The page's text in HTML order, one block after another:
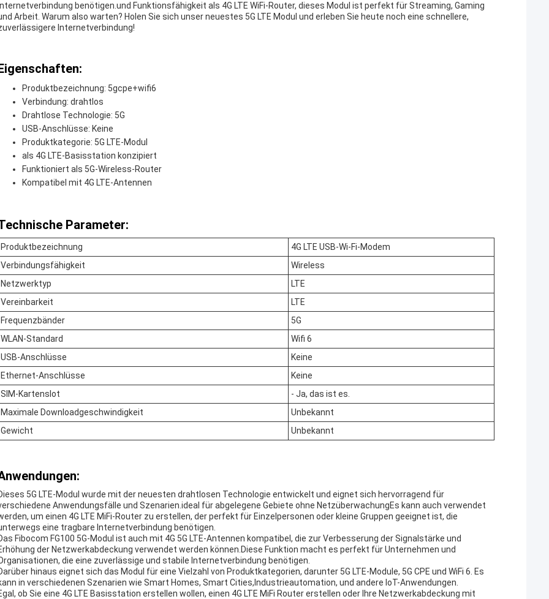
Internetverbindung benötigen.und Funktionsfähigkeit als 4G LTE WiFi-Router, dieses Modul ist perfekt für Streaming, Gaming
Arbeit. Warum also warten? Holen Sie sich unser neuestes 5G LTE Modul und erleben Sie heute noch eine schnellere,
Internetverbindung!
Produktbezeichnung: 5gcpe+wifi6
Verbindung: drahtlos
Drahtlose Technologie: 5G
USB-Anschlüsse: Keine
Produktkategorie: 5G LTE-Modul
als 4G LTE-Basisstation konzipiert
Funktioniert als 5G-Wireless-Router
Kompatibel mit 4G LTE-Antennen
Parameter:
Produktbezeichnung
4G LTE USB-Wi-Fi-Modem
Verbindungsfähigkeit
Wireless
Netzwerktyp
LTE
Vereinbarkeit
LTE
Frequenzbänder
5G
WLAN-Standard
Wifi 6
USB-Anschlüsse
Keine
Ethernet-Anschlüsse
Keine
SIM-Kartenslot
- Ja, das ist es.
Maximale Downloadgeschwindigkeit
Unbekannt
Gewicht
Unbekannt
5G LTE-Modul wurde mit der neuesten drahtlosen Technologie entwickelt und eignet sich hervorragend für
Anwendungsfälle und Szenarien.ideal für abgelegene Gebiete ohne NetzüberwachungEs kann auch verwendet
um einen 4G LTE MiFi-Router zu erstellen, der perfekt für Einzelpersonen oder kleine Gruppen geeignet ist, die
eine tragbare Internetverbindung benötigen.
Fibocom FG100 5G-Modul ist auch mit 4G 5G LTE-Antennen kompatibel, die zur Verbesserung der Signalstärke und
der Netzwerkabdeckung verwendet werden können.Diese Funktion macht es perfekt für Unternehmen und
die eine zuverlässige und stabile Internetverbindung benötigen.
hinaus eignet sich das Modul für eine Vielzahl von Produktkategorien, darunter 5G LTE-Module, 5G CPE und WiFi 6. Es
in verschiedenen Szenarien wie Smart Homes, Smart Cities,Industrieautomation, und andere IoT-Anwendungen.
ob Sie eine 4G LTE Basisstation erstellen wollen, einen 4G LTE MiFi Router erstellen oder Ihre Netzwerkabdeckung mit